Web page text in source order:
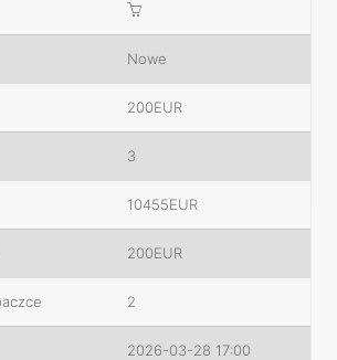
Nowe
200EUR
3
10455EUR
200EUR
2
2026-03-28 17:00